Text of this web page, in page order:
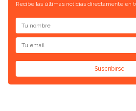
Recibe las últimas noticias directamente en
Suscribirse